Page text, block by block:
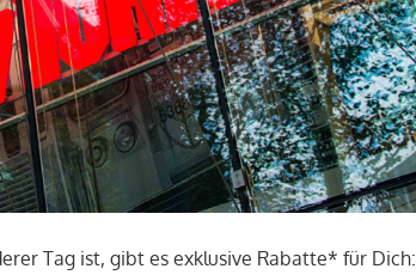
Tag ist, gibt es exklusive Rabatte* für Dich: